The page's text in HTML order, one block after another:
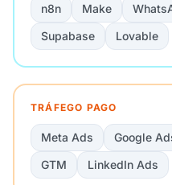
n8n Make
Supabase
Lovable
TRÁFEGO PAGO
Meta Ads Google
GTM
LinkedIn Ads